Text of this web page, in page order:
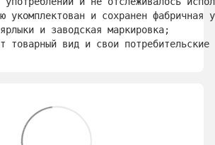
укомплектован и сохранен фабричная
и заводская маркировка;
товарный вид и свои потребительские